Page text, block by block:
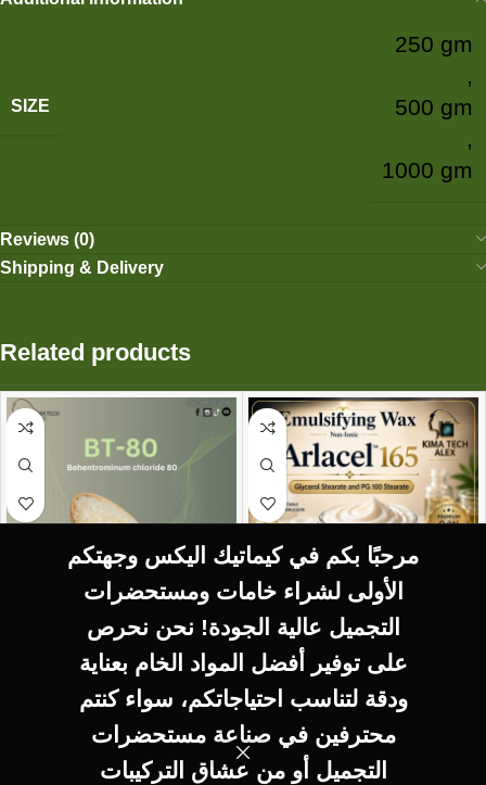
مرحبًا بكم في كيماتيك اليكس وجهتكم
الأولى لشراء خامات ومستحضرات
التجميل عالية الجودة! نحن نحرص
على توفير أفضل المواد الخام بعناية
ودقة لتناسب احتياجاتكم، سواء كنتم
محترفين في صناعة مستحضرات
التجميل أو من عشاق التركيبات
SIZE
250 gm
,
500 gm
,
1000 gm
Reviews (0)
Shipping & Delivery
Related products
SELECT OPTIONS
BT-80
Behentrominium
Chloride 80
WAX
SELECT OPTIONS
Glyceryl Stearate and
Peg-100 Stearate
*Aracel 165*
WAX